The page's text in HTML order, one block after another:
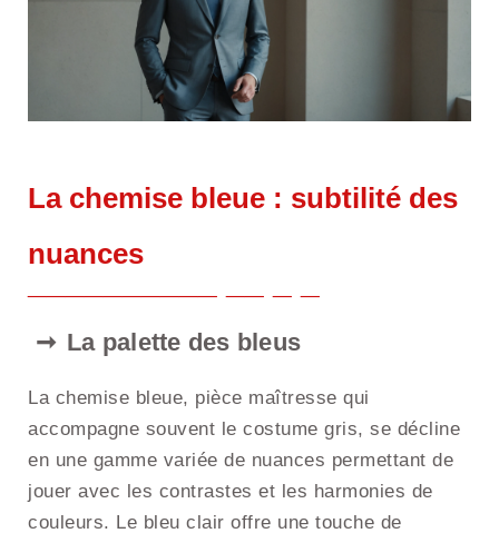
La chemise bleue : subtilité des
nuances
La palette des bleus
La chemise bleue, pièce maîtresse qui
accompagne souvent le costume gris, se décline
en une gamme variée de nuances permettant de
jouer avec les contrastes et les harmonies de
couleurs. Le bleu clair offre une touche de